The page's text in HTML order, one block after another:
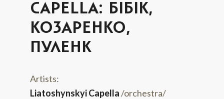
CAPELLA: БІБІК,
КОЗАРЕНКО,
ПУЛЕНК
Artists:
Liatoshynskyi Capella/orchestra/